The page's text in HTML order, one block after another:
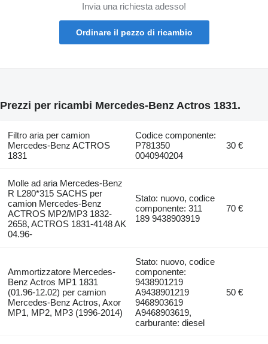
Invia una richiesta adesso!
Ordinare il pezzo di ricambio
Prezzi per ricambi Mercedes-Benz Actros 1831.
Filtro aria per camion
Mercedes-Benz ACTROS
1831
Codice componente:
P781350
0040940204
30 €
Molle ad aria Mercedes-Benz
R L280*315 SACHS per
camion Mercedes-Benz
ACTROS MP2/MP3 1832-
2658, ACTROS 1831-4148 AK
04.96-
Stato: nuovo, codice
componente: 311
189 9438903919
70 €
Ammortizzatore Mercedes-
Benz Actros MP1 1831
(01.96-12.02) per camion
Mercedes-Benz Actros, Axor
MP1, MP2, MP3 (1996-2014)
Stato: nuovo, codice
componente:
9438901219
A9438901219
9468903619
A9468903619,
carburante: diesel
50 €